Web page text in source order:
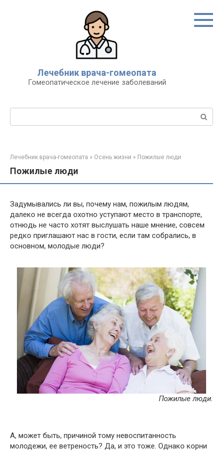
Лечебник врача-гомеопата
Гомеопатическое лечение заболеваний
Поиск:
Лечебник врача-гомеопата » Осень жизни » Пожилые люди
Пожилые люди
Задумывались ли вы, почему нам, пожилым людям,
далеко не всегда охотно уступают место в транспорте,
отнюдь не часто хотят выслушать наше мнение, совсем
редко приглашают нас в гости, если там собрались, в
основном, молодые люди?
Пожилые люди.
А, может быть, причиной тому невоспитанность
молодежи, ее ветреность? Да, и это тоже. Однако корни